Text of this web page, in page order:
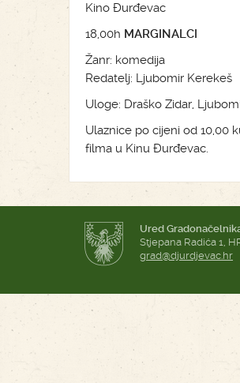
Kino Đurđevac
18,00h MARGINALCI
Žanr: komedija
Redatelj: Ljubomir Kerekeš
Uloge: Draško Zidar,
Ulaznice po cijeni od 10,00
filma u Kinu Đurđevac.
Ured
Stjepana Radića 1,
grad@djurdjevac.hr